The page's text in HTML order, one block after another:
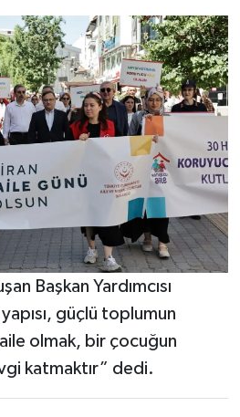
Başkan Yardımcısı
güçlü toplumun
olmak, bir çocuğun
katmaktır” dedi.